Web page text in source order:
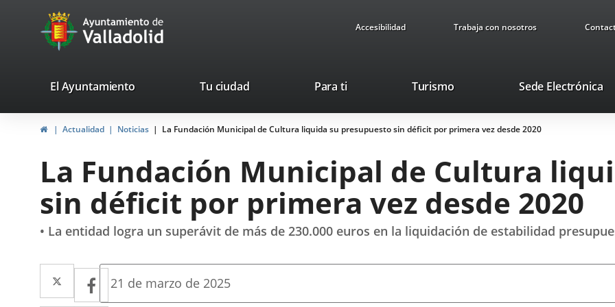
Portal
Web
Ayuntamiento
de
Accesibilidad Trabaja con nosotros
valladolid.es
El Ayuntamiento Tu ciudad Para ti TurismoThis
will
open
pop-
window.
Sede Electrónica
HomeActualidad Noticias La Fundación Municipal de Cultura liquida su presupuesto sin déficit por primera vez desde 2020
La Fundación Municipal de Cultura
sin déficit por primera vez desde 2020
• La entidad logra un superávit de más de 230.000 euros en la liquidación de estabilidad
Twitter
Enlace
a
Facebook
Enlace
Fecha
21 de marzo de 2025